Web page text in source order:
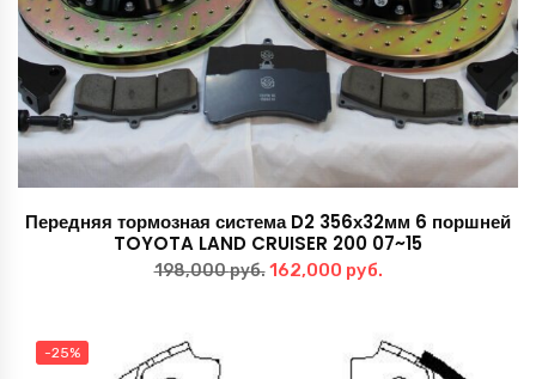
Передняя тормозная система D2 356х32мм 6 поршней
TOYOTA LAND CRUISER 200 07~15
198,000руб. Первоначальная
198,000 руб..
162,000 руб.Текущая
-25%